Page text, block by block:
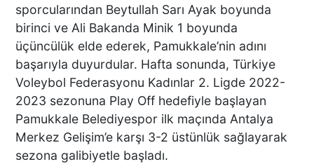
Başkan Ertemur; Makamda
Durmuyor, Sorunları
Yerinde Çözüyor
DTO’DAN İŞLETMELERE
ENERJİ VERİMLİLİĞİ
DESTEĞİ
sporcularından Beytullah Sarı Ayak boyunda
birinci ve Ali Bakanda Minik 1 boyunda
üçüncülük elde ederek, Pamukkale’nin adını
başarıyla duyurdular. Hafta sonunda, Türkiye
Voleybol Federasyonu Kadınlar 2. Ligde 2022-
2023 sezonuna Play Off hedefiyle başlayan
Pamukkale Belediyespor ilk maçında Antalya
Merkez Gelişim’e karşı 3-2 üstünlük sağlayarak
sezona galibiyetle başladı.